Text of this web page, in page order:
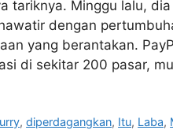
tariknya. Minggu lalu,
dengan
yang berantakan.
di sekitar 200 pasar,
,diperdagangkan, Itu, Laba,